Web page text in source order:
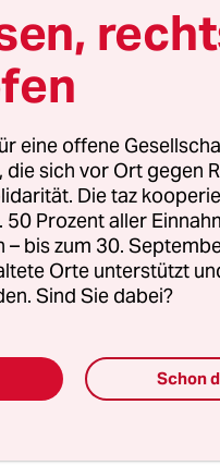
bestätigte
FDP unterstützte,
Christian Lindner
für sozialen Aufstieg,
eine offene
die sich vor Ort gegen
Die taz
50 Prozent aller
– bis zum 30.
Orte unterstützt
Sind Sie dabei?
Schon